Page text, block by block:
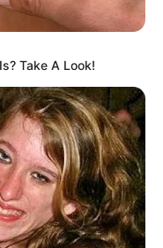
પદયાત્રાને બદલે
કરવામાં આવ્યો
માટે આવેલા ક્રિકેટ
Take A Look!